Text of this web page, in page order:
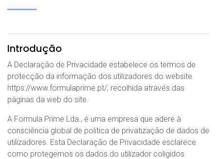
Introdução
A Declaração de Privacidade estabelece os termos de
protecção da informação dos utilizadores do website
https://www.formulaprime.pt/, recolhida através das
páginas da web do site.
A Formula Prime Lda., é uma empresa que adere à
consciência global de politica de privatização de dados de
utilizadores. Esta Declaração de Privacidade esclarece
como protegemos os dados do utilizador coligidos